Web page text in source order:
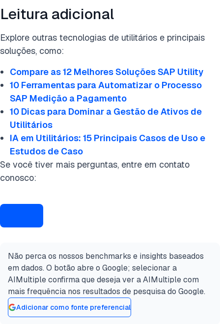
Leitura adicional
Explore outras tecnologias de utilitários e principais
soluções, como:
Compare as 12 Melhores Soluções SAP Utility
10 Ferramentas para Automatizar o Processo
SAP Medição a Pagamento
10 Dicas para Dominar a Gestão de Ativos de
Utilitários
IA em Utilitários: 15 Principais Casos de Uso e
Estudos de Caso
Se você tiver mais perguntas, entre em contato
conosco:
Não perca os nossos benchmarks e insights baseados
em dados. O botão abre o Google; selecionar a
AIMultiple confirma que deseja ver a AIMultiple com
mais frequência nos resultados de pesquisa do Google.
Adicionar como fonte preferencial